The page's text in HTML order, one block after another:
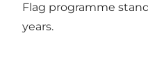
Flag programme
years.